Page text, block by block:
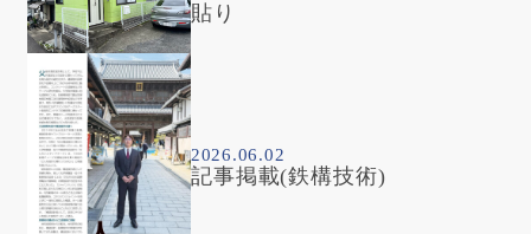
貼り
2026.06.02
記事掲載(鉄構技術)